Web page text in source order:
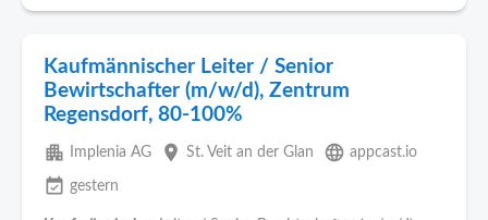
Kaufmännischer Leiter / Senior
Bewirtschafter (m/w/d), Zentrum
Regensdorf, 80-100%
apartment Implenia AG place St. Veit an der Glan language appcast.io
event_available gestern